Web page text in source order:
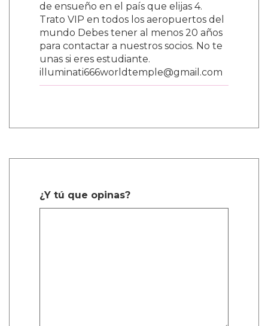
de ensueño en el país que elijas 4.
Trato VIP en todos los aeropuertos del
mundo Debes tener al menos 20 años
para contactar a nuestros socios. No te
unas si eres estudiante.
illuminati666worldtemple@gmail.com
¿Y tú que opinas?